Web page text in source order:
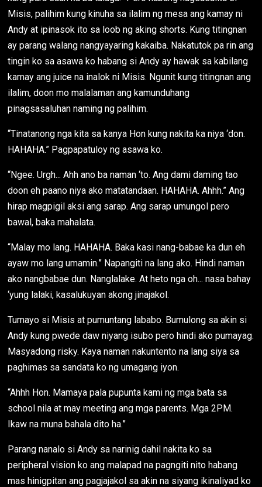
Misis, palihim kung kinuha sa ilalim ng mesa ang kamay ni
Andy at ipinasok ito sa loob ng aking shorts. Kung titingnan
ay parang walang nangyayaring kakaiba. Nakatutok pa rin ang
tingin ko sa asawa ko habang si Andy ay hawak sa kabilang
kamay ang juice na inalok ni Misis. Ngunit kung titingnan ang
ilalim, doon mo malalaman ang kamunduhang
pinagsasaluhan naming ng palihim.
“Tinatanong nga kita sa kanya Hon kung nakita ka niya ‘don.
HAHAHA.” Pagpapatuloy ng asawa ko.
“Ngee. Urgh... Ahh ano ba naman ‘to. Ang dami daming tao
doon eh paano niya ako matatandaan. HAHAHA. Ahhh.” Ang
hirap magpigil aksi ang sarap. Ang sarap umungol pero
bawal, baka mahalata.
“Malay mo lang. HAHAHA. Baka kasi nang-babae ka dun eh
ayaw mo lang umamin.” Napangiti na lang ako. Hindi naman
ako nangbabae dun. Nanglalake. At heto nga oh... nasa bahay
‘yung lalaki, kasalukuyan akong jinajakol.
Tumayo si Misis at pumuntang lababo. Bumulong sa akin si
Andy kung pwede daw niyang isubo pero hindi ako pumayag.
Masyadong risky. Kaya naman nakuntento na lang siya sa
paghimas sa sandata ko ng umagang iyon.
“Ahhh Hon. Mamaya pala pupunta kami ng mga bata sa
school nila at may meeting ang mga parents. Mga 2PM.
Ikaw na muna bahala dito ha.”
Parang nanalo si Andy sa narinig dahil nakita ko sa
peripheral vision ko ang malapad na pagngiti nito habang
mas hinigpitan ang pagjajakol sa akin na siyang ikinaliyad ko